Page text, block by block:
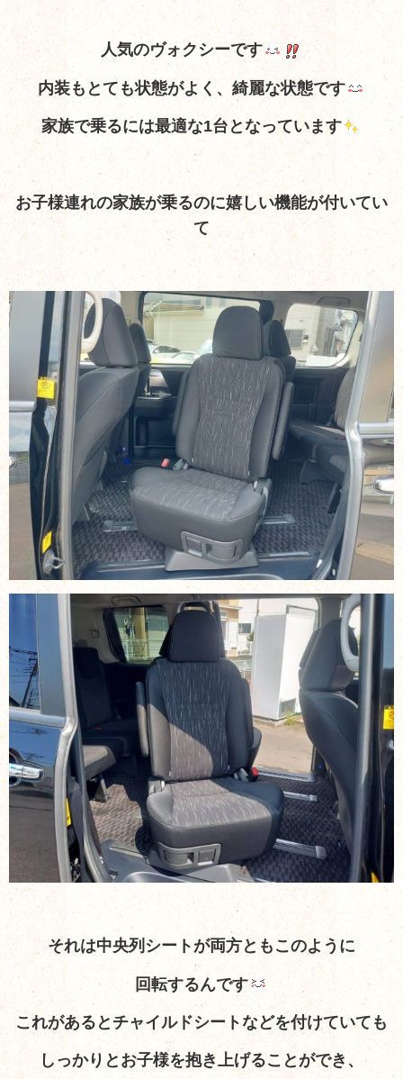
人気のヴォクシーです
内装もとても状態がよく、綺麗な状態です
家族で乗るには最適な1台となっています
お子様連れの家族が乗るのに嬉しい機能が付いてい
て
それは中央列シートが両方ともこのように
回転するんです
これがあるとチャイルドシートなどを付けていても
しっかりとお子様を抱き上げることができ、